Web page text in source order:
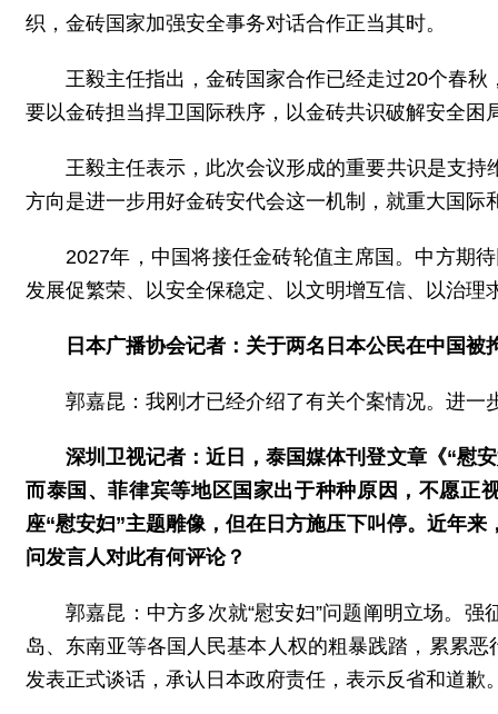
织，金砖国家加强安全事务对话合作正当其时。
王毅主任指出，金砖国家合作已经走过20个春
要以金砖担当捍卫国际秩序，以金砖共识破解安全
王毅主任表示，此次会议形成的重要共识是支
方向是进一步用好金砖安代会这一机制，就重大国际
2027年，中国将接任金砖轮值主席国。中方期
发展促繁荣、以安全保稳定、以文明增互信、以治理
日本广播协会记者：关于两名日本公民在中国
郭嘉昆：我刚才已经介绍了有关个案情况。进一
深圳卫视记者：近日，泰国媒体刊登文章《“慰
而泰国、菲律宾等地区国家出于种种原因，不愿正
座“慰安妇”主题雕像，但在日方施压下叫停。近年
问发言人对此有何评论？
郭嘉昆：中方多次就“慰安妇”问题阐明立场。
岛、东南亚等各国人民基本人权的粗暴践踏，累累
发表正式谈话，承认日本政府责任，表示反省和道歉